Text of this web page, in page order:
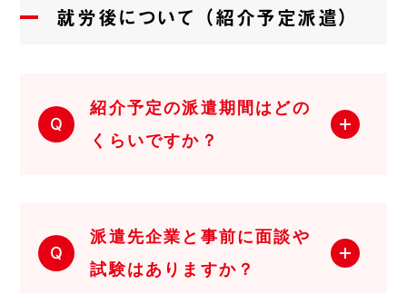
就労後について（紹介予定派遣）
Q
紹介予定の派遣期間はどの
くらいですか？
Q
派遣先企業と事前に面談や
試験はありますか？